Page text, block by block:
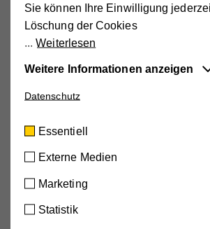
MOBILE PFLEGE UND
ORGANISATION &
Erhalten Sie hier nähere
Sie können Ihre Einwilligung
Löschung der Cookies
Weiterlesen
Essentiell
zugrundeliegenden Vorgänge wichtig
unterstützen wichtige Funktionen wie
sicherzustellen, dass sie so
Ihnen erwartet.
Weitere Informationen anzeigen
Datenschutz
Essentiell
Externe Medien
Marketing
Statistik